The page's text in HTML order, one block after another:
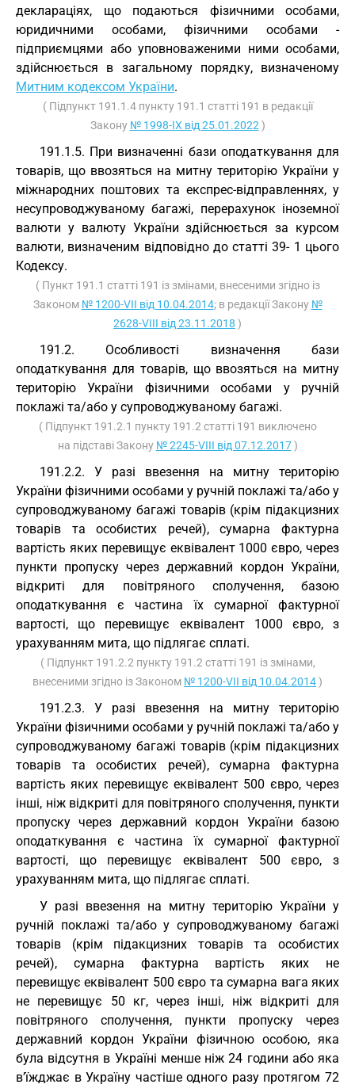
деклараціях, що подаються фізичними особами,
юридичними особами, фізичними особами -
підприємцями або уповноваженими ними особами,
здійснюється в загальному порядку, визначеному
Митним кодексом України.
( Підпункт 191.1.4 пункту 191.1 статті 191 в редакції
Закону № 1998-IX від 25.01.2022 )
191.1.5. При визначенні бази оподаткування для
товарів, що ввозяться на митну територію України у
міжнародних поштових та експрес-відправленнях, у
несупроводжуваному багажі, перерахунок іноземної
валюти у валюту України здійснюється за курсом
валюти, визначеним відповідно до статті 39- 1 цього
Кодексу.
( Пункт 191.1 статті 191 із змінами, внесеними згідно із
Законом № 1200-VII від 10.04.2014; в редакції Закону №
2628-VIII від 23.11.2018 )
191.2. Особливості визначення бази
оподаткування для товарів, що ввозяться на митну
територію України фізичними особами у ручній
поклажі та/або у супроводжуваному багажі.
( Підпункт 191.2.1 пункту 191.2 статті 191 виключено
на підставі Закону № 2245-VIII від 07.12.2017)
191.2.2. У разі ввезення на митну територію
України фізичними особами у ручній поклажі та/або у
супроводжуваному багажі товарів (крім підакцизних
товарів та особистих речей), сумарна фактурна
вартість яких перевищує еквівалент 1000 євро, через
пункти пропуску через державний кордон України,
відкриті для повітряного сполучення, базою
оподаткування є частина їх сумарної фактурної
вартості, що перевищує еквівалент 1000 євро, з
урахуванням мита, що підлягає сплаті.
( Підпункт 191.2.2 пункту 191.2 статті 191 із змінами,
внесеними згідно із Законом № 1200-VII від 10.04.2014)
191.2.3. У разі ввезення на митну територію
України фізичними особами у ручній поклажі та/або у
супроводжуваному багажі товарів (крім підакцизних
товарів та особистих речей), сумарна фактурна
вартість яких перевищує еквівалент 500 євро, через
інші, ніж відкриті для повітряного сполучення, пункти
пропуску через державний кордон України базою
оподаткування є частина їх сумарної фактурної
вартості, що перевищує еквівалент 500 євро, з
урахуванням мита, що підлягає сплаті.
У разі ввезення на митну територію України у
ручній поклажі та/або у супроводжуваному багажі
товарів (крім підакцизних товарів та особистих
речей), сумарна фактурна вартість яких не
перевищує еквівалент 500 євро та сумарна вага яких
не перевищує 50 кг, через інші, ніж відкриті для
повітряного сполучення, пункти пропуску через
державний кордон України фізичною особою, яка
була відсутня в Україні менше ніж 24 години або яка
в’їжджає в Україну частіше одного разу протягом 72